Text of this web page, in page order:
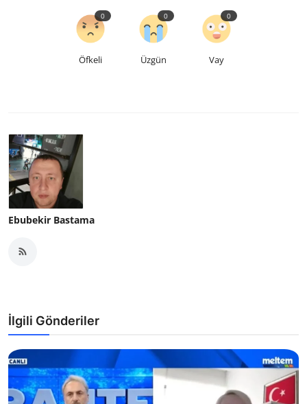
Öfkeli
0
Üzgün
0
Vay
0
Ebubekir Bastama
İlgili Gönderiler